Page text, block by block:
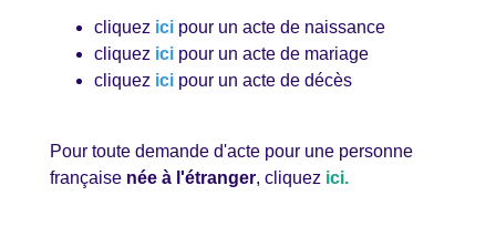
cliquez ici pour un acte de naissance
cliquez ici pour un acte de mariage
cliquez ici pour un acte de décès
Pour toute demande d'acte pour une personne
française née à l'étranger, cliquez ici.